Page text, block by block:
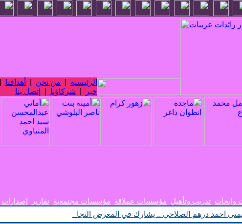
الرئيسية من نحن أهدافنا
خبر
شركاؤنا إتصل بنا
وابحاث تدريب وتأهيل مؤسسات عملاقة مؤسسات مجتمعية تقارير إصدارات
احمد درهم الصلاحي .. يشارك في المعرض التجاري الاندونيسي الأربعي_